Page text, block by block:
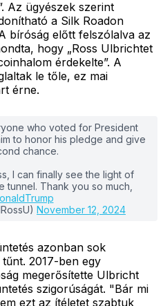
Az ügyészek szerint
a Silk Roadon
bíróság előtt felszólalva az
hogy „Ross Ulbrichtet
érdekelte”. A
le tőle, ez mai
érne.
who voted for President
to honor his pledge and give
chance.
I can finally see the light of
Thank you so much,
November 12, 2024
azonban sok
2017-ben egy
megerősítette Ulbricht
szigorúságát. "Bár mi
ezt az ítéletet szabtuk